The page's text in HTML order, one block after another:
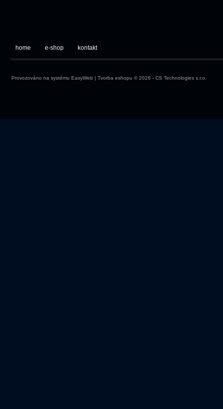
home e-shop kontakt
Provozováno na systému EasyWeb | Tvorba eshopu © 2026 - CS Technologies s.r.o.